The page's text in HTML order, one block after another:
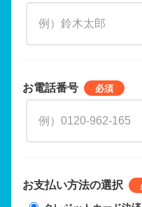
お電話番号
お支払い方法の選択